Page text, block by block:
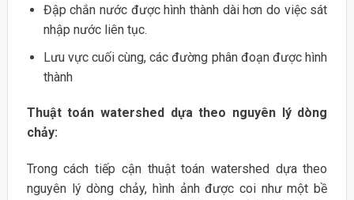
Đập chắn nước được hình thành dài hơn do việc sát
nhập nước liên tục.
Lưu vực cuối cùng, các đường phân đoạn được hình
thành
Thuật toán watershed dựa theo nguyên lý dòng
chảy:
Trong cách tiếp cận thuật toán watershed dựa theo
nguyên lý dòng chảy, hình ảnh được coi như một bề